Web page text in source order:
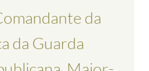
da
da Guarda